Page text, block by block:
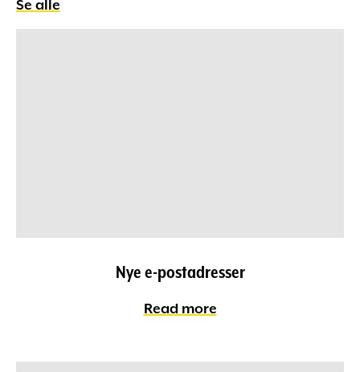
Se alle
Nye e-postadresser
Read more